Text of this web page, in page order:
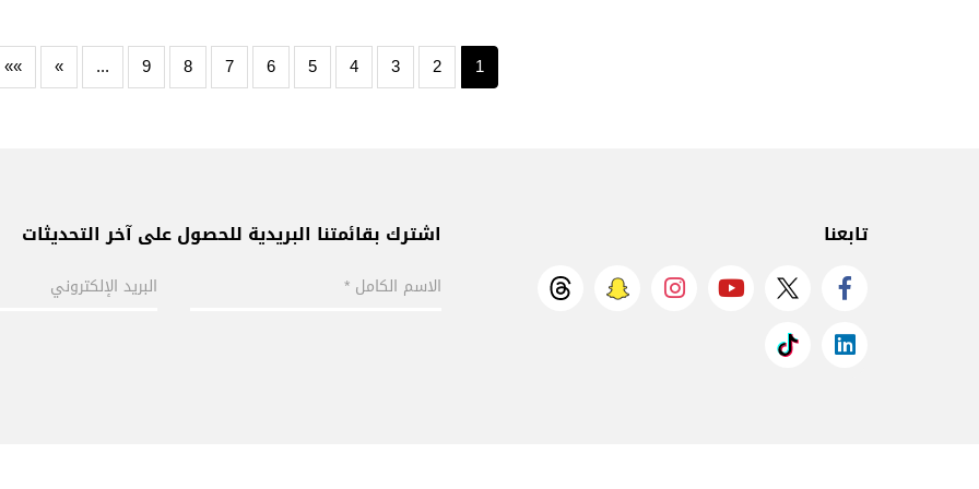
1
2
3
4
5
6
7
8
9
...
»
»»
تابعنا اشترك بقائمتنا البريدية للحصول على آخر التحديثات